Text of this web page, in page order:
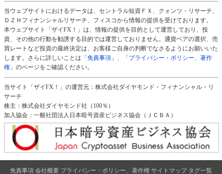
当ウェブサイトにおけるデータは、セントラル短資ＦＸ、クォンツ・リサーチ、
ＤＺＨフィナンシャルリサーチ、フィスコから情報の提供を受けております。
本ウェブサイト「ザイFX！」は、情報の提供を目的として運営しており、投
資、その他の行動を勧誘する目的では運営しておりません。通貨ペアの選択、売
買レートなど投資の最終決定は、お客様ご自身の判断でなさるようにお願いいた
します。さらに詳しいことは 「免責事項」 、
「プライバシー・ポリシー、著作
権」 のページをご確認ください。
当サイト「ザイFX！」の運営元：株式会社ダイヤモンド・フィナンシャル・リ
サーチ
株主：株式会社ダイヤモンド社（100％）
加入協会：一般社団法人日本暗号資産ビジネス協会（ＪＣＢＡ）
免責事項 会社概要 プライバシー・ポリシー、著作権 サイトマップ タグ一覧